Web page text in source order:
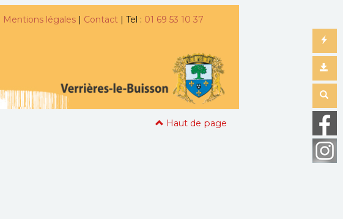
Mentions légales| Contact| Tel : 01 69 53 10 37
Haut de page